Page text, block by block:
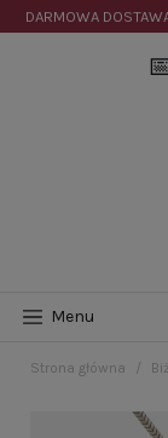
DARMOWA
Menu
Strona główna